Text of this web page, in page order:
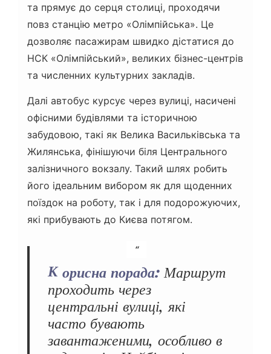
та прямує до серця столиці, проходячи
повз станцію метро «Олімпійська». Це
дозволяє пасажирам швидко дістатися до
НСК «Олімпійський», великих бізнес-центрів
та численних культурних закладів.
Далі автобус курсує через вулиці, насичені
офісними будівлями та історичною
забудовою, такі як Велика Васильківська та
Жилянська, фінішуючи біля Центрального
залізничного вокзалу. Такий шлях робить
його ідеальним вибором як для щоденних
поїздок на роботу, так і для подорожуючих,
які прибувають до Києва потягом.
Корисна порада: Маршрут
проходить через
центральні вулиці, які
часто бувають
завантаженими, особливо в